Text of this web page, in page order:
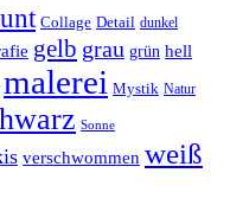
Collage Detail dunkel
gelb grau grün hell
malerei Mystik Natur
Sonne
verschwommen weiß